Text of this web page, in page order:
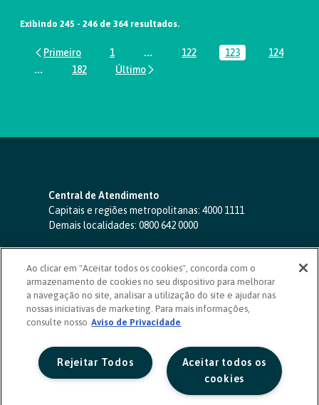
Exibindo 245 - 246 de 364 resultados.
Página
1 ...Páginas intermediárias Usar ABA
Página
122 Página
123 Página
124
...Páginas intermediárias Usar ABA para navegar.
Página
182
Central de Atendimento
Capitais e regiões metropolitanas: 4000 1111
Demais localidades: 0800 642 0000
SAC 24 horas-0800 724 4420
Ouvidoria
0800 725 0996
(de segunda a sexta, das 8h às 20h)
ouvidoriasicoob.com.br
Deficientes auditivos ou de fala
Ao clicar em "Aceitar todos os cookies", concorda com o
armazenamento de cookies no seu dispositivo para melhorar
a navegação no site, analisar a utilização do site e ajudar nas
nossas iniciativas de marketing. Para mais informações,
consulte nosso Aviso de Privacidade
Aceitar todos os
cookies
Rejeitar Todos